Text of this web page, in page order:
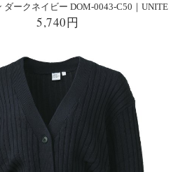
ダークネイビー DOM-0043-C50｜UNITE
5,740円